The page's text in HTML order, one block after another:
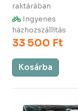
raktárában
Ingyenes
házhozszállítás
33 500 Ft
Kosárba